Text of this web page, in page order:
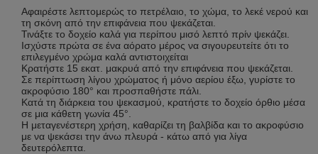
Αφαιρέστε λεπτομερώς το πετρέλαιο, το χώμα, το λεκέ νερού και
τη σκόνη από την επιφάνεια που ψεκάζεται.
Τινάξτε το δοχείο καλά για περίπου μισό λεπτό πρίν ψεκάζει.
Ισχύστε πρώτα σε ένα αόρατο μέρος να σιγουρευτείτε ότι το
επιλεγμένο χρώμα καλά αντιστοιχείται
Κρατήστε 15 εκατ. μακρυά από την επιφάνεια που ψεκάζεται.
Σε περίπτωση λίγου χρώματος ή μόνο αερίου έξω, γυρίστε το
ακροφύσιο 180° και προσπαθήστε πάλι.
Κατά τη διάρκεια του ψεκασμού, κρατήστε το δοχείο όρθιο μέσα
σε μια κάθετη γωνία 45°.
Η μεταγενέστερη χρήση, καθαρίζει τη βαλβίδα και το ακροφύσιο
με να ψεκάσει την άνω πλευρά - κάτω από για λίγα
δευτερόλεπτα.